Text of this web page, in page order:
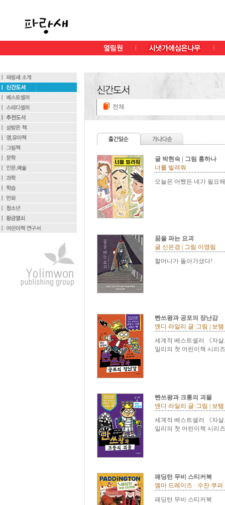
전체
글 박현숙 | 그림 홍하나
너를 빌려줘
오늘은 어쨌든 네가 필요
꿈을 파는 요괴
글 신은경 | 그림 이영림
할머니가 돌아가셨다!
빤쓰왕과 공포의 장난감
앤디 라일리 글·그림 | 보
세계적 베스트셀러 《자
일리의 첫 어린이책 시리
빤쓰왕과 크롱의 괴물
앤디 라일리 글·그림 | 보
세계적 베스트셀러 《자
일리의 첫 어린이책 시리
패딩턴 무비 스티커북
엠마 드레이즈 · 수잔 쿠
패딩턴 무비 스티커북